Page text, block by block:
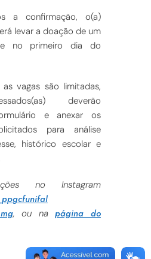
a confirmação, o(a)
levar a doação de um
no primeiro dia do
vagas são limitadas,
deverão
e anexar os
para análise
histórico escolar e
no Instagram
, ou na página do